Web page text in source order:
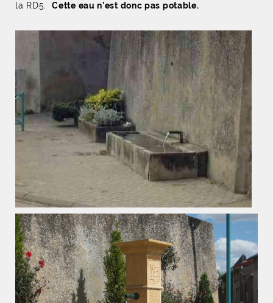
la RD5.Cette eau n’est donc pas potable.